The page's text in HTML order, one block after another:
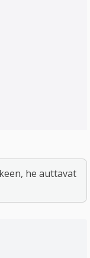
he auttavat